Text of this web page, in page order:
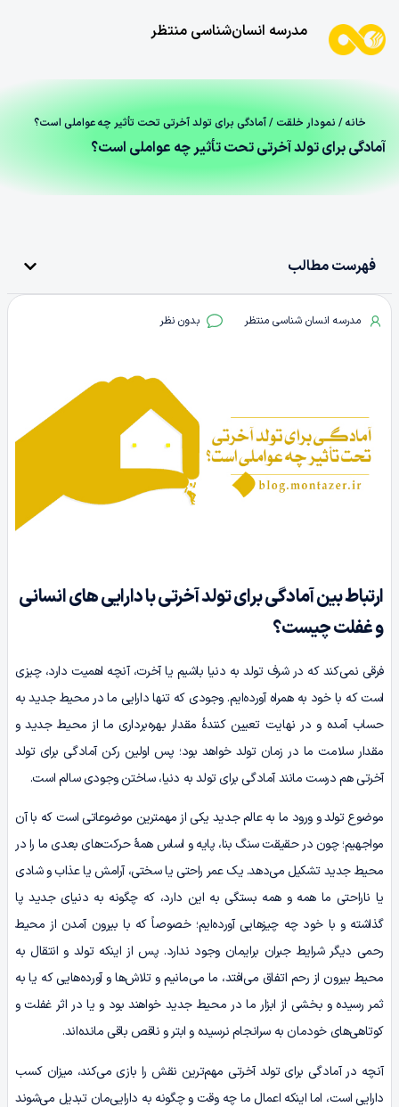
مدرسه انسان‌شناسی منتظر
خانه/ نمودار خلقت / آمادگی برای تولد آخرتی تحت تأثیر چه عواملی است؟
آمادگی برای تولد آخرتی تحت تأثیر چه عواملی است؟
فهرست مطالب
مدرسه انسان شناسی منتظر بدون نظر
ارتباط بین آمادگی برای تولد آخرتی با دارایی های انسانی
و غفلت چیست؟
فرقی نمی‌کند که در شرف تولد به دنیا باشیم یا آخرت، آنچه اهمیت دارد، چیزی
است که با خود به همراه آورده‌ایم. وجودی که تنها دارایی‌ ما در محیط جدید به
حساب آمده و در نهایت تعیین کنندۀ مقدار بهره‌برداری ما از محیط جدید و
مقدار سلامت ما در زمان تولد خواهد بود؛ پس اولین رکن آمادگی برای تولد
آخرتی هم درست مانند آمادگی برای تولد به دنیا، ساختن وجودی سالم است.
موضوع تولد و ورود ما به عالم جدید یکی از مهمترین موضوعاتی است که با آن
مواجهیم؛ چون در حقیقت سنگ بنا، پایه و اساس همۀ حرکت‌های بعدی ما را در
محیط جدید تشکیل می‌دهد. یک عمر راحتی یا سختی، آرامش یا عذاب و شادی
یا ناراحتی ما همه و همه بستگی به این دارد، که چگونه به دنیای جدید پا
گذاشته و با خود چه چیزهایی آورده‌ایم؛ خصوصاً که با بیرون آمدن از محیط
رحمی دیگر شرایط جبران برایمان وجود ندارد. پس از اینکه تولد و انتقال به
محیط بیرون از رحم اتفاق می‌افتد، ما می‌مانیم و تلاش‌ها و آورده‌هایی که یا به
ثمر رسیده و بخشی از ابزار ما در محیط جدید خواهند بود و یا در اثر غفلت و
کوتاهی‌های خودمان به سرانجام نرسیده و ابتر و ناقص باقی مانده‌اند.
آنچه در آمادگی برای تولد آخرتی مهم‌ترین نقش را بازی می‌کند، میزان کسب
دارایی است، اما اینکه اعمال ما چه وقت و چگونه به دارایی‌مان تبدیل می‌شوند